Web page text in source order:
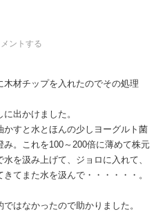
メントする
材チップを入れたのでその処理
出かけました。
すと水とほんの少しヨーグルト菌
。これを100～200倍に薄めて株元
を汲み上げて、ジョロに入れて、
てまた水を汲んで・・・・・・。
はなかったので助かりました。